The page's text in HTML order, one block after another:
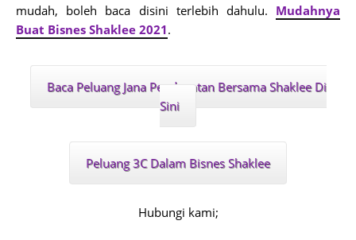
mudah, boleh baca disini terlebih dahulu. Mudahnya
Buat Bisnes Shaklee 2021.
Baca Peluang Jana Pendapatan Bersama Shaklee Di
Sini
Peluang 3C Dalam Bisnes Shaklee
Hubungi kami;